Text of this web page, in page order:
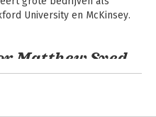
University en McKinsey.
Matthew Syed